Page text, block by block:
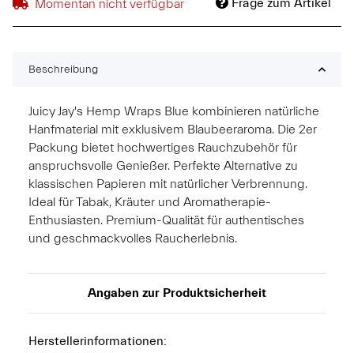
Momentan nicht verfügbar Frage zum Artikel
Beschreibung
Juicy Jay's Hemp Wraps Blue kombinieren natürliche
Hanfmaterial mit exklusivem Blaubeeraroma. Die 2er
Packung bietet hochwertiges Rauchzubehör für
anspruchsvolle Genießer. Perfekte Alternative zu
klassischen Papieren mit natürlicher Verbrennung.
Ideal für Tabak, Kräuter und Aromatherapie-
Enthusiasten. Premium-Qualität für authentisches
und geschmackvolles Raucherlebnis.
Angaben zur Produktsicherheit
Herstellerinformationen: